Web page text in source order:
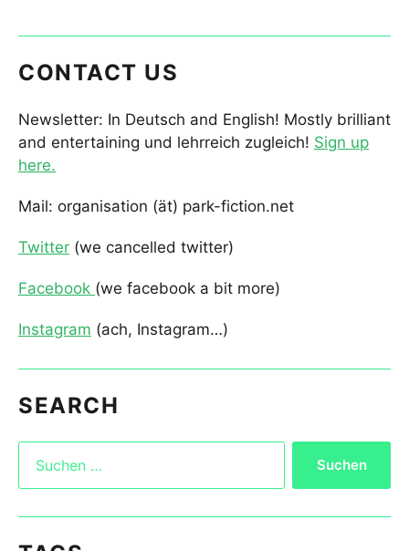
CONTACT US
Newsletter: In Deutsch and English! Mostly brilliant
and entertaining und lehrreich zugleich! Sign up
here.
Mail: organisation (ät) park-fiction.net
Twitter (we cancelled twitter)
Facebook (we facebook a bit more)
Instagram (ach, Instagram…)
SEARCH